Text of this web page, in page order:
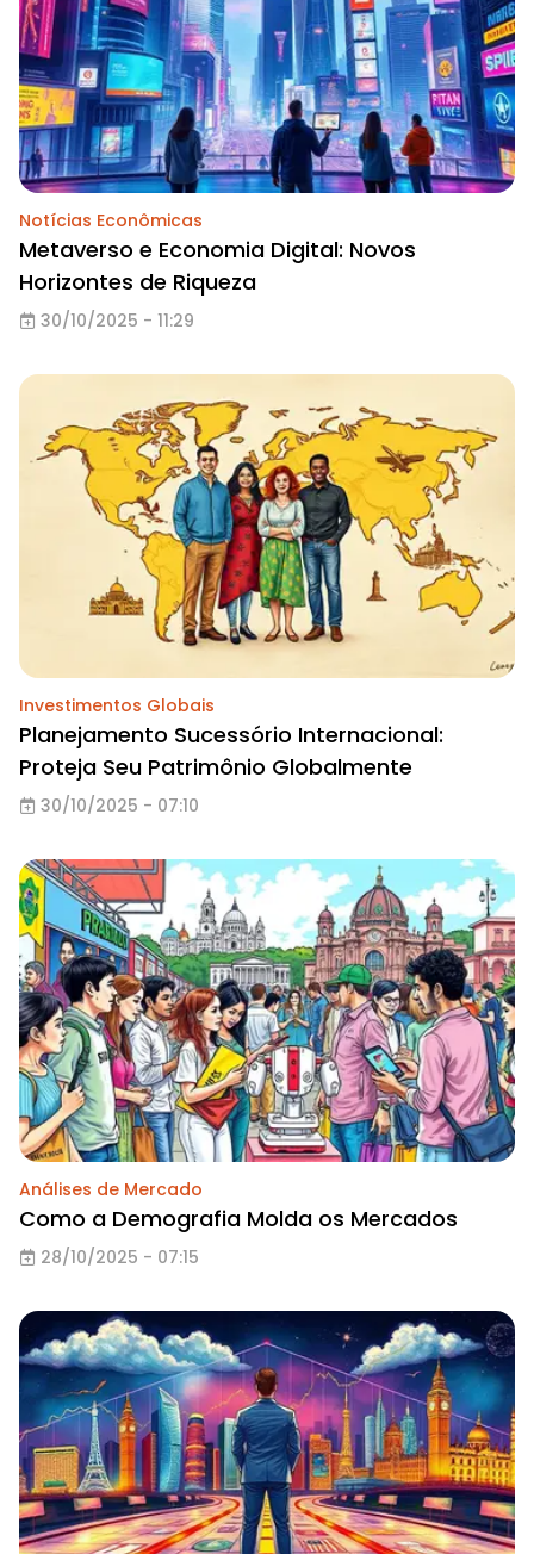
Notícias Econômicas
Metaverso e Economia Digital: Novos
Horizontes de Riqueza
30/10/2025 - 11:29
Investimentos Globais
Planejamento Sucessório Internacional:
Proteja Seu Patrimônio Globalmente
30/10/2025 - 07:10
Análises de Mercado
Como a Demografia Molda os Mercados
28/10/2025 - 07:15